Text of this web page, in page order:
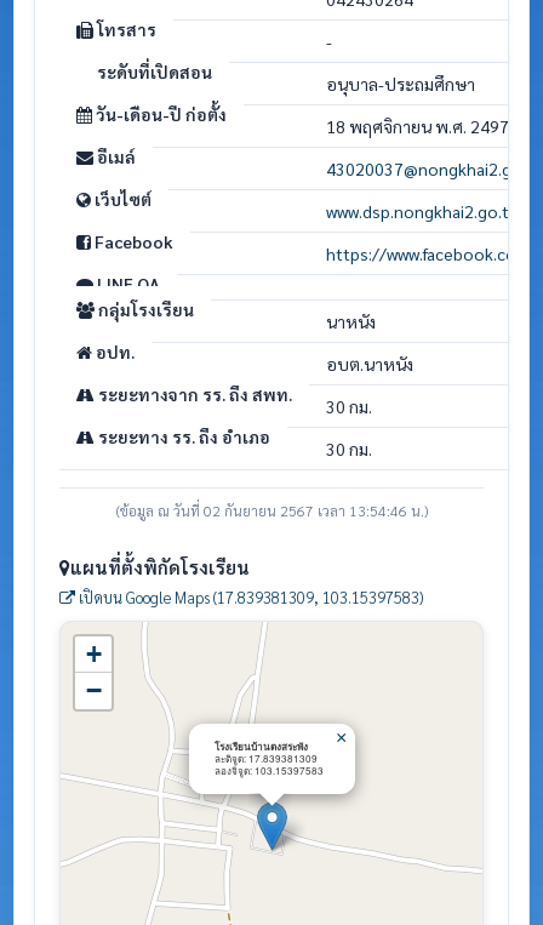
โทรสาร
-
ระดับที่เปิดสอน
อนุบาล-ประถมศึกษา
วัน-เดือน-ปี ก่อตั้ง
18 พฤศจิกายน พ.ศ. 2497
อีเมล์
43020037@nongkhai2.go.th
เว็บไซต์
www.dsp.nongkhai2.go.th
Facebook
https://
LINE OA
กลุ่มโรงเรียน
นาหนัง
อปท.
อบต.นาหนัง
ระยะทางจาก รร. ถึง สพท.
30 กม.
ระยะทาง รร. ถึง อำเภอ
30 กม.
(ข้อมูล ณ วันที่ 02 กันยายน 2567 เวลา 13:54:46 น.)
แผนที่ตั้งพิกัดโรงเรียน
เปิดบน Google Maps (17.839381309, 103.15397583)
โรงเรียนบ้านดงสระพัง
ละติจูด: 17.839381309
ลองจิจูด: 103.15397583
×
+
−